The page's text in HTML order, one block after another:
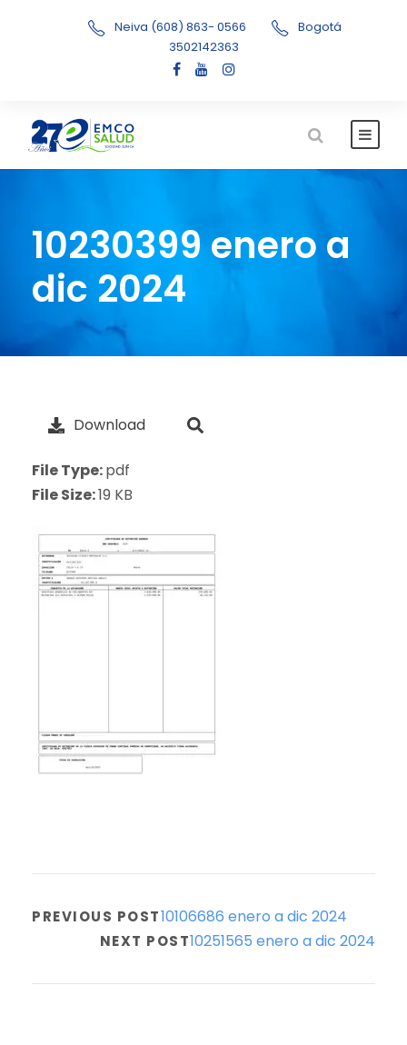
Neiva (608) 863- 0566
Bogotá
3502142363
10230399 enero a
dic 2024
Download
File Type:pdf
File Size:19 KB
PREVIOUS POST10106686 enero a dic 2024
NEXT POST10251565 enero a dic 2024